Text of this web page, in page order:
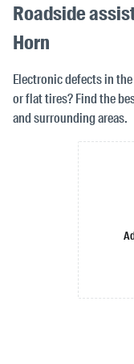
Roadside
Horn
Electronic defects in
or flat tires? Find the
and surrounding areas.